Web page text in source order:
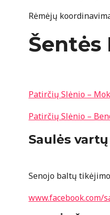
Rėmėjų
Šentės
Patirčių Slėnio –
Patirčių Slėnio –
Saulės
Senojo baltų
www.facebook.com/